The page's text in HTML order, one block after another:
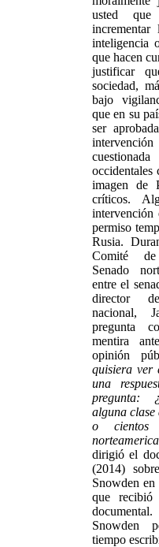
usted que
inteligencia
que hacen
justificar
sociedad,
bajo
que en su
ser
occidentales
imagen de
críticos.
intervención
permiso
Rusia.
Comité
Senado
entre el
director
nacional,
pregunta
mentira
opinión
quisiera ver
una
pregunta:
alguna clase
o cientos
dirigió el
(2014)
Snowden
que
Snowden
tiempo